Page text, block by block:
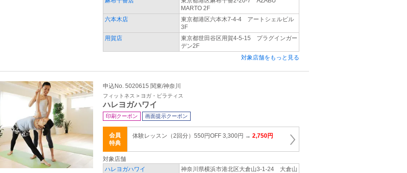
MARTO 2F
六本木店
東京都港区六本木7-4-4 アートシェルビル
3F
用賀店
東京都世田谷区用賀4-5-15 プラグインガー
デン2F
対象店舗をもっと見る
申込No. 5020615 関東/神奈川
フィットネス > ヨガ・ピラティス
ハレヨガハワイ
印刷クーポン 画面提示クーポン
会員
特典
体験レッスン（2回分）550円OFF 3,300円 → 2,750円
対象店舗
ハレヨガハワイ
神奈川県横浜市港北区大倉山3-1-24 大倉山